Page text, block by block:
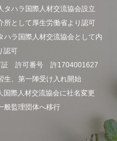
ハラ国際人材交流協会設立
として厚生労働省より認可
ラ国際人材交流協会として内
認可
証 許可番号 許1704001627
、第一陣受け入れ開始
際人材交流協会に社名変更
監理団体へ移行